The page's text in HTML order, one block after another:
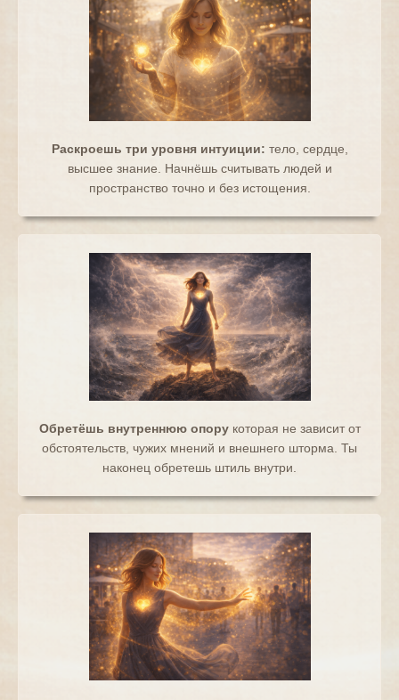
Раскроешь три уровня интуиции: тело, сердце,
высшее знание. Начнёшь считывать людей и
пространство точно и без истощения.
Обретёшь внутреннюю опорукоторая не зависит от
обстоятельств, чужих мнений и внешнего шторма. Ты
наконец обретешь штиль внутри.